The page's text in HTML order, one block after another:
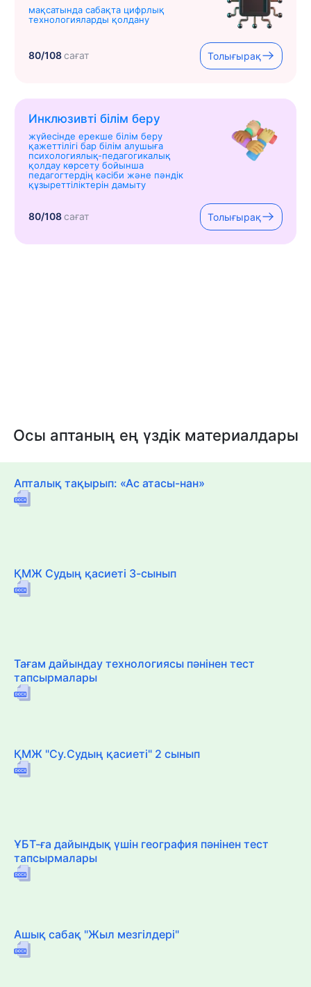
мақсатында сабақта цифрлық
технологияларды қолдану
80/108сағат Толығырақ
Инклюзивті білім беру
жүйесінде ерекше білім беру
қажеттілігі бар білім алушыға
психологиялық-педагогикалық
қолдау көрсету бойынша
педагогтердің кәсіби және пәндік
құзыреттіліктерін дамыту
80/108сағат Толығырақ
Осы аптаның ең үздік материалдары
Апталық тақырып: «Ас атасы-нан»
ҚМЖ Судың қасиеті 3-сынып
Тағам дайындау технологиясы пәнінен тест
тапсырмалары
ҚМЖ "Су.Судың қасиеті" 2 сынып
ҰБТ-ға дайындық үшін география пәнінен тест
тапсырмалары
Ашық сабақ "Жыл мезгілдері"